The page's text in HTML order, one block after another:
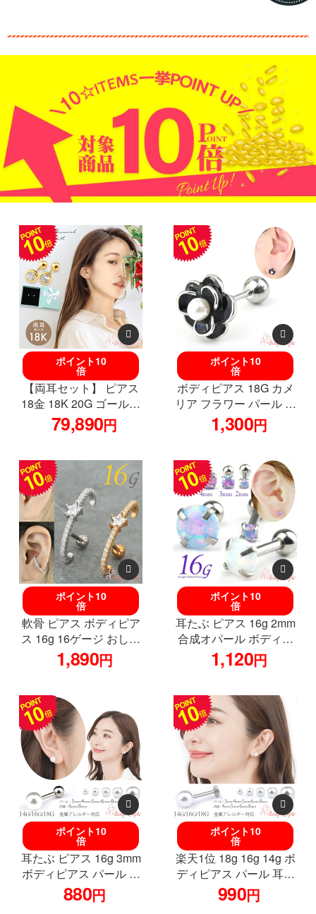
ポイント10
倍
【両耳セット】 ピアス
18金 18K 20G ゴールド
ラボグロウンダイヤモ
ンド 0.2ct ジュエル フク
アス 耳たぶ 軟骨ピアス
耳用 イヤーロブ 軟骨用
バーベル ストレートバ
ーベル シンプル
79,890円
ポイント10
倍
ボディピアス 18G カメ
リア フラワー パール ス
トレートバーベル サー
ジカルステンレス 花 か
ぶ 軟骨 つけっぱなし 金
属アレルギー対応
1,300円
ポイント10
倍
軟骨 ピアス ボディピア
ス 16g 16ゲージ おしゃ
れ かわいい サージカル
ステンレス イヤーカフ
金属アレルギー対応 軟
骨用 耳たぶ 軟骨ピアス
トラガス ヘリックス
1,890円
ポイント10
倍
耳たぶ ピアス 16g 2mm
合成オパール ボディピ
アス 医療用 サージカル
ステンレス 軟骨ピアス
ーロブ 軟骨用 トラガス
ヘリックス 金属アレル
ギー対応 シルバー 小さ
1,120円
ポイント10
倍
耳たぶ ピアス 16g 3mm
ボディピアス パール 軟
骨ピアス 軟骨 耳用 イヤ
ーロブ 軟骨用 トラガス
880円
ポイント10
倍
楽天1位 18g 16g 14g ボ
ディピアス パール 耳た
ぶ ピアス 軟骨ピアス ね
じ式ピアス 寝ても痛く
990円